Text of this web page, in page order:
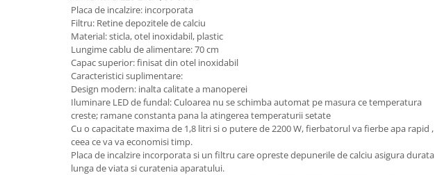
Placa de incalzire: incorporata
Filtru: Retine depozitele de calciu
Material: sticla, otel inoxidabil, plastic
Lungime cablu de alimentare: 70 cm
Capac superior: finisat din otel inoxidabil
Caracteristici suplimentare:
Design modern: inalta calitate a manoperei
Iluminare LED de fundal: Culoarea nu se schimba automat pe masura ce temperatura
creste; ramane constanta pana la atingerea temperaturii setate
Cu o capacitate maxima de 1,8 litri si o putere de 2200 W, fierbatorul va fierbe apa rapid ,
ceea ce va va economisi timp.
Placa de incalzire incorporata si un filtru care opreste depunerile de calciu asigura durata
lunga de viata si curatenia aparatului.